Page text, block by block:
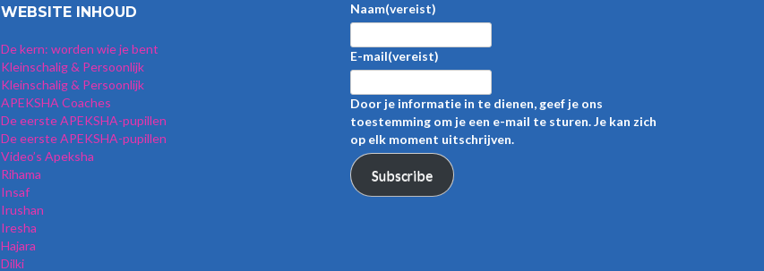
WEBSITE INHOUD
De kern: worden wie je bent
Kleinschalig & Persoonlijk
Kleinschalig & Persoonlijk
APEKSHA Coaches
De eerste APEKSHA-pupillen
De eerste APEKSHA-pupillen
Video’s Apeksha
Rihama
Insaf
Irushan
Iresha
Hajara
Dilki
Naam(vereist)
E-mail(vereist)
Door je informatie in te dienen, geef je ons
toestemming om je een e-mail te sturen. Je kan zich
op elk moment uitschrijven.
Subscribe